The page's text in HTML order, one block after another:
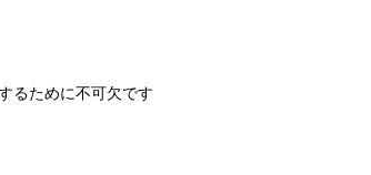
るために不可欠です